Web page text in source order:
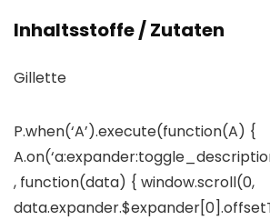
Inhaltsstoffe / Zutaten
Gillette
P.when(‘A’).execute(function(A) {
, function(data) { window.scroll(0,